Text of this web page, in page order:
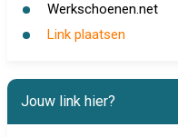
Werkschoenen.net
Link plaatsen
Jouw link hier?